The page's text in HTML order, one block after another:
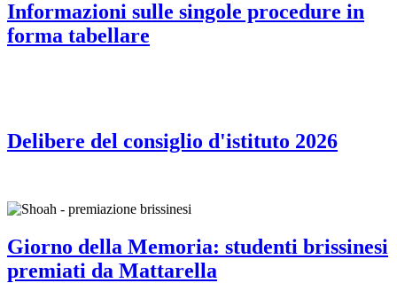
Informazioni sulle singole procedure in
forma tabellare
Delibere del consiglio d'istituto 2026
Giorno della Memoria: studenti brissinesi
premiati da Mattarella